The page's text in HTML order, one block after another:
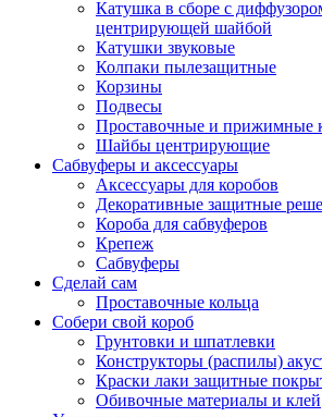
Катушка в сборе с
центрирующей шайбой
Катушки звуковые
Колпаки пылезащитные
Корзины
Подвесы
Проставочные и прижимные
Шайбы центрирующие
Сабвуферы и аксессуары
Аксессуары для коробов
Декоративные защитные
Короба для сабвуферов
Крепеж
Сабвуферы
Сделай сам
Проставочные кольца
Собери свой короб
Грунтовки и шпатлевки
Конструкторы (распилы)
Краски лаки защитные
Обивочные материалы и клей